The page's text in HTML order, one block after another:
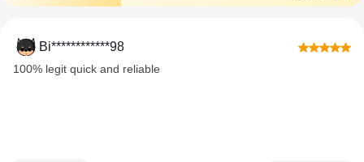
Bi************98
100% legit quick and reliable